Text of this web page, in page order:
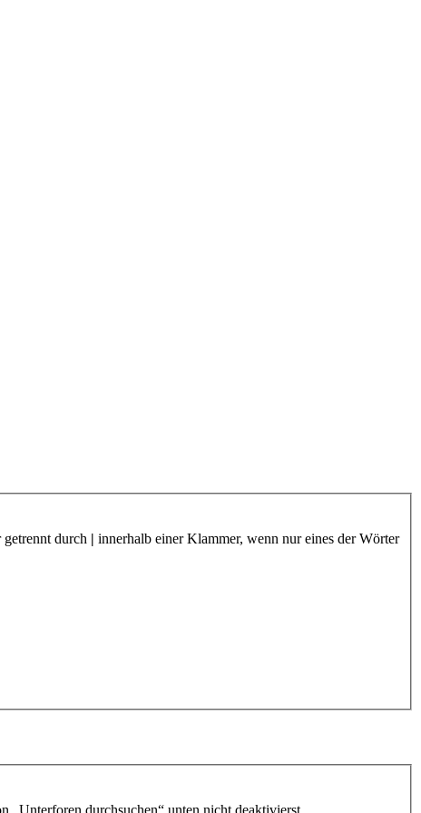
durch | innerhalb einer Klammer, wenn nur eines der Wörter
„Unterforen durchsuchen“ unten nicht deaktivierst.